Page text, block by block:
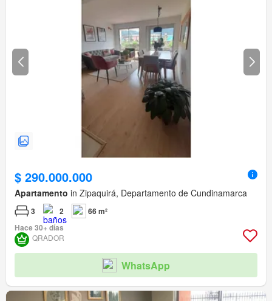
$ 290.000.000
Apartamento in Zipaquirá, Departamento de Cundinamarca
3 2
66 m²
Hace 30+ días
QRADOR
WhatsApp